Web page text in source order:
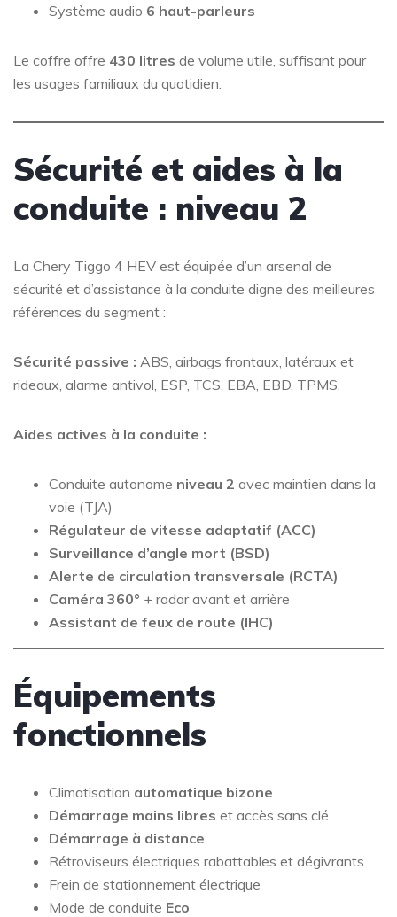
Système audio 6 haut-parleurs
Le coffre offre 430 litres de volume utile, suffisant pour
les usages familiaux du quotidien.
Sécurité et aides à la
conduite : niveau 2
La Chery Tiggo 4 HEV est équipée d’un arsenal de
sécurité et d’assistance à la conduite digne des meilleures
références du segment :
Sécurité passive : ABS, airbags frontaux, latéraux et
rideaux, alarme antivol, ESP, TCS, EBA, EBD, TPMS.
Aides actives à la conduite :
Conduite autonome niveau 2 avec maintien dans la
voie (TJA)
Régulateur de vitesse adaptatif (ACC)
Surveillance d’angle mort (BSD)
Alerte de circulation transversale (RCTA)
Caméra 360° + radar avant et arrière
Assistant de feux de route (IHC)
Équipements
fonctionnels
Climatisation automatique bizone
Démarrage mains libres et accès sans clé
Démarrage à distance
Rétroviseurs électriques rabattables et dégivrants
Frein de stationnement électrique
Mode de conduite Eco